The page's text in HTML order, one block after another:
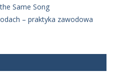
Same Song
– praktyka zawodowa